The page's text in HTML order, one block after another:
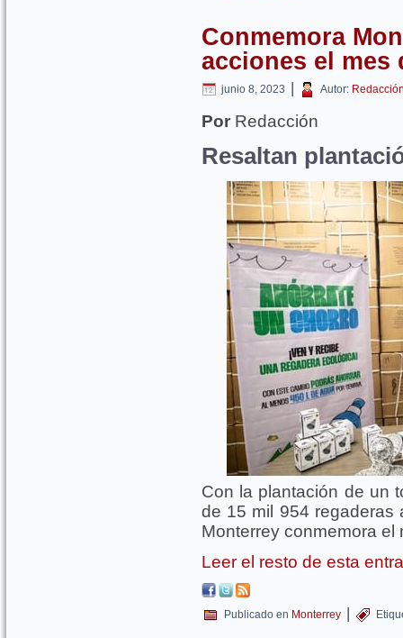
Conmemora
acciones el mes
junio 8, 2023 | Autor:
Por Redacción
Resaltan
Con la plantación de un
de 15 mil 954 regaderas
Monterrey conmemora el
Leer el resto de esta
Publicado en Monterrey |